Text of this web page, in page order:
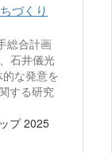
づくり
総合計画
⽯井儀光
な発意を
する研究
プ 2025